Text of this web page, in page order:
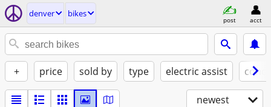
denver bikes
post acct
+ price sold by type electric assist
newest